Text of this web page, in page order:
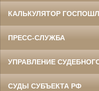
КАЛЬКУЛЯТОР
ПРЕСС-СЛУЖБА
УПРАВЛЕНИЕ
СУДЫ СУБЪЕКТА РФ